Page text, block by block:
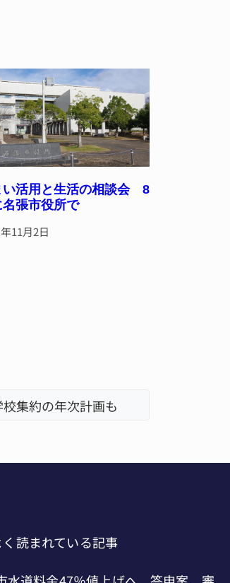
い活用と生活の相談会 8
名張市役所で
11月2日
集約の年次計画も
く読まれている記事